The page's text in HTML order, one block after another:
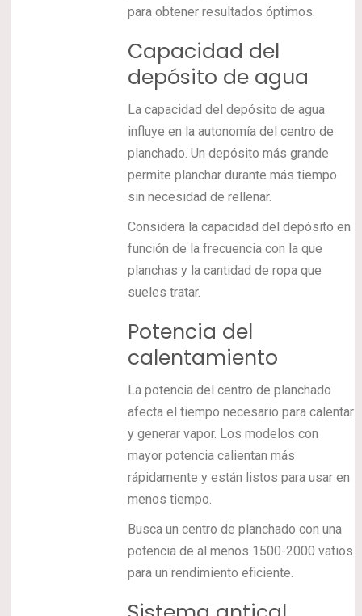
para obtener resultados óptimos.
Capacidad del
depósito de agua
La capacidad del depósito de agua
influye en la autonomía del centro de
planchado. Un depósito más grande
permite planchar durante más tiempo
sin necesidad de rellenar.
Considera la capacidad del depósito en
función de la frecuencia con la que
planchas y la cantidad de ropa que
sueles tratar.
Potencia del
calentamiento
La potencia del centro de planchado
afecta el tiempo necesario para calentar
y generar vapor. Los modelos con
mayor potencia calientan más
rápidamente y están listos para usar en
menos tiempo.
Busca un centro de planchado con una
potencia de al menos 1500-2000 vatios
para un rendimiento eficiente.